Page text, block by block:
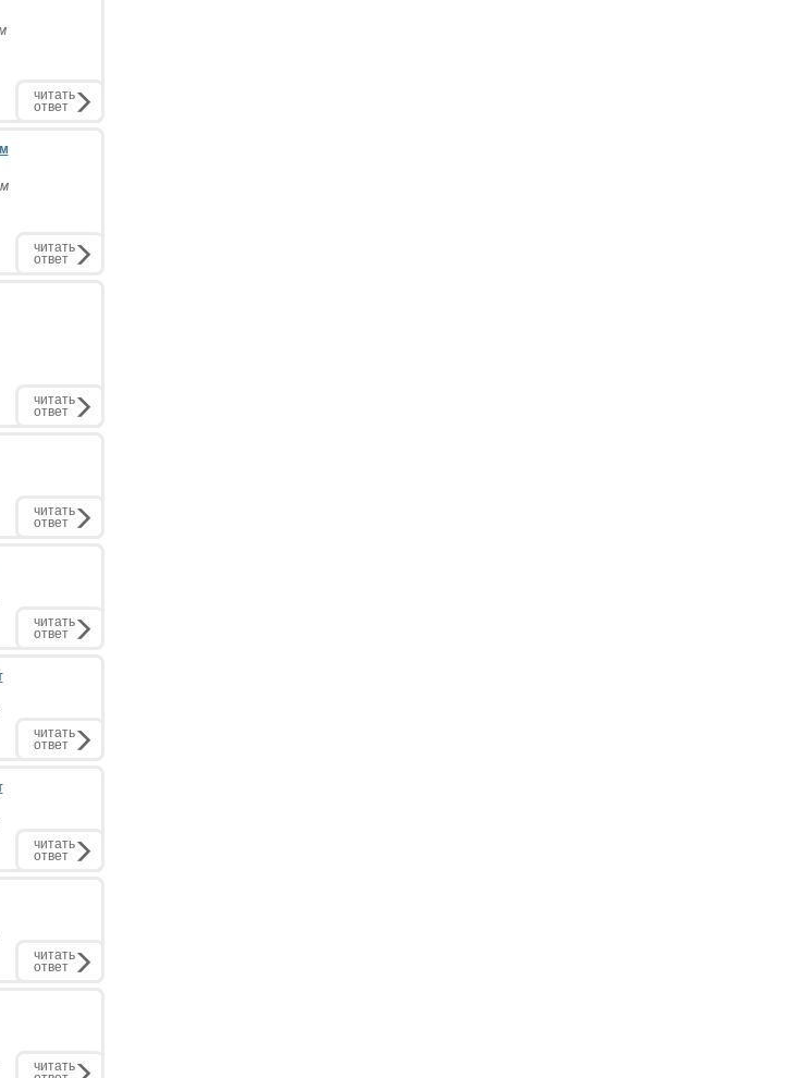
читать
ответ
читать
ответ
читать
ответ
читать
ответ
читать
ответ
читать
ответ
читать
ответ
читать
ответ
читать